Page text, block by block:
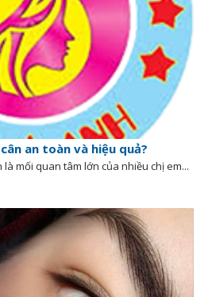
an toàn và hiệu quả?
mối quan tâm lớn của nhiều chị em...